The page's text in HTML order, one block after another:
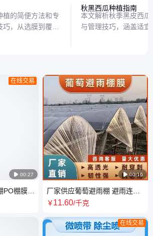
植的简便方法和专
，从选膜到覆膜
秋黑西瓜种植指南
本文解析秋季黑皮西
与管理技巧，涵盖适
 00:27
在线交易
棚膜高
滴防雾
 00:16
厂家供应葡萄避雨棚 避雨连栋
PO膜大棚尺寸支持定做
￥11.60/千克
在线交易